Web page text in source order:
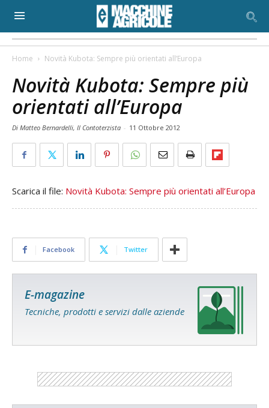
Home Novità Kubota: Sempre più orientati all’Europa
Novità Kubota: Sempre più
orientati all’Europa
Di Matteo Bernardelli, Il Contoterzista - 11 Ottobre 2012
Scarica il file: Novità Kubota: Sempre più orientati all’Europa
Facebook Twitter
E-magazine
Tecniche, prodotti e servizi dalle aziende